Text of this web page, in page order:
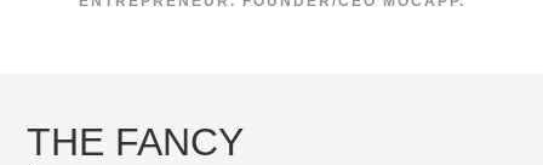
THE FANCY